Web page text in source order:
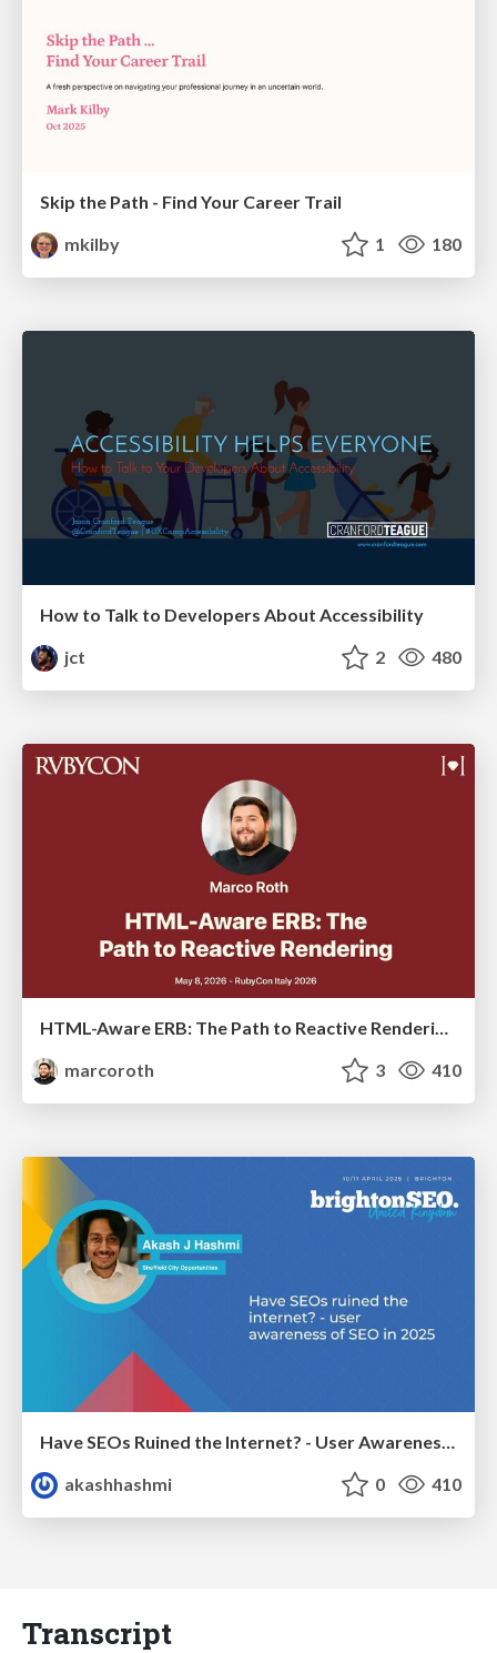
Skip the Path - Find Your Career Trail
mkilby
1 180
How to Talk to Developers About Accessibility
jct
2 480
HTML-Aware ERB: The Path to Reactive Rendering @ RubyCon 2026, Rimini, Italy
marcoroth
3 410
Have SEOs Ruined the Internet? - User Awareness of SEO in 2025
akashhashmi
0 410
Transcript